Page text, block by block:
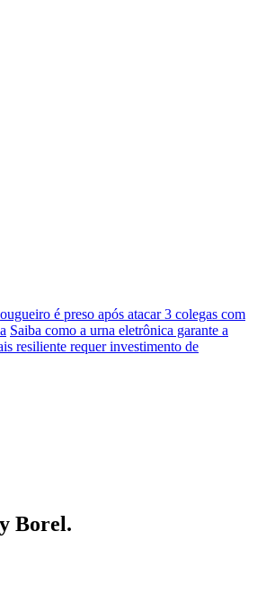
é preso após atacar 3 colegas com
Saiba como a urna eletrônica garante a
resiliente requer investimento de
Borel.